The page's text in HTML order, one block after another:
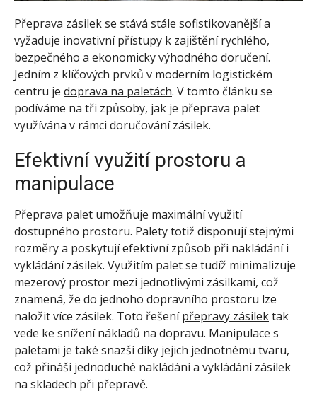
Přeprava zásilek se stává stále sofistikovanější a
vyžaduje inovativní přístupy k zajištění rychlého,
bezpečného a ekonomicky výhodného doručení.
Jedním z klíčových prvků v moderním logistickém
centru je doprava na paletách. V tomto článku se
podíváme na tři způsoby, jak je přeprava palet
využívána v rámci doručování zásilek.
Efektivní využití prostoru a
manipulace
Přeprava palet umožňuje maximální využití
dostupného prostoru. Palety totiž disponují stejnými
rozměry a poskytují efektivní způsob při nakládání i
vykládání zásilek. Využitím palet se tudíž minimalizuje
mezerový prostor mezi jednotlivými zásilkami, což
znamená, že do jednoho dopravního prostoru lze
naložit více zásilek. Toto řešenípřepravy zásilektak
vede ke snížení nákladů na dopravu. Manipulace s
paletami je také snazší díky jejich jednotnému tvaru,
což přináší jednoduché nakládání a vykládání zásilek
na skladech při přepravě.